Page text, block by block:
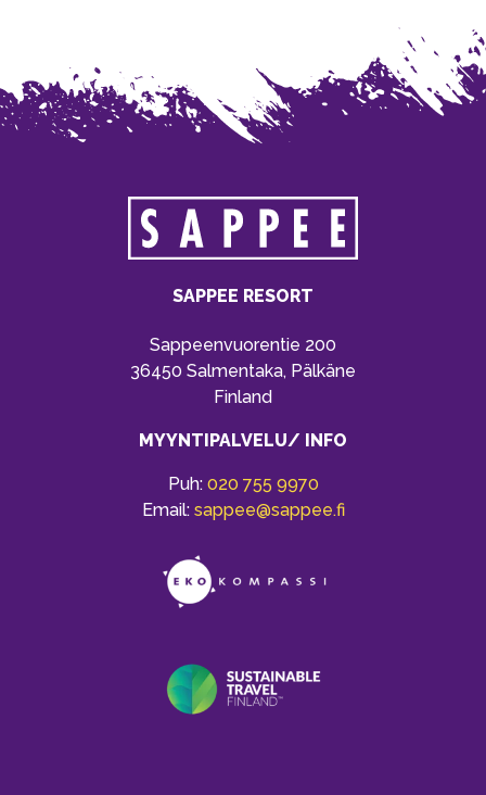
SAPPEE RESORT
Sappeenvuorentie 200
36450 Salmentaka, Pälkäne
Finland
MYYNTIPALVELU/ INFO
Puh: 020 755 9970
Email: sappee@sappee.fi